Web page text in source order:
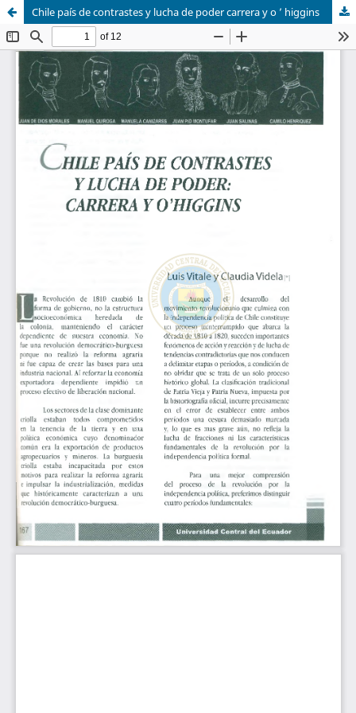
Chile país de contrastes y lucha de poder carrera y o ’ higgins